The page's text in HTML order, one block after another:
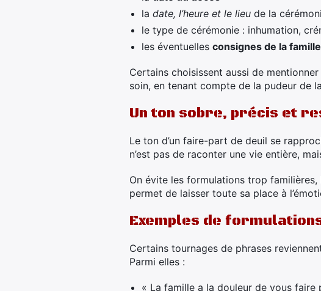
la date, l’heure et le lieu de la
le type de cérémonie : inhumation,
les éventuelles consignes de la famille
Certains choisissent aussi de
soin, en tenant compte de la pudeur de
Un ton sobre, précis et
Le ton d’un faire-part de deuil se
n’est pas de raconter une vie entière,
On évite les formulations trop
permet de laisser toute sa place à
Exemples de
Certains tournages de phrases
Parmi elles :
« La famille a la douleur de vous